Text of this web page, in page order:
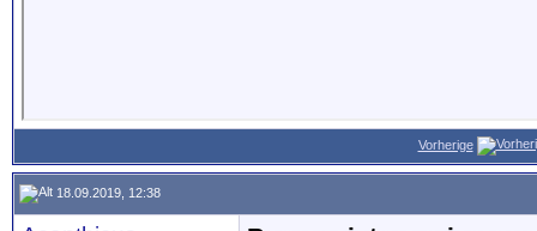
Vorherige
18.09.2019, 12:38